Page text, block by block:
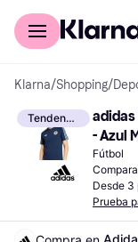
Comprar con Klarna
Klarna/Shopping/
Tendencia
adidas
- Azul
Fútbol
Desde 3
Prueba